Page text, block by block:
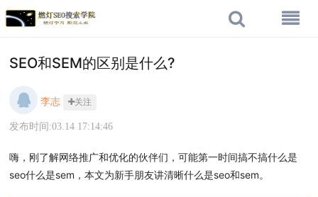
SEO和SEM的区别是什么?
李志 关注
发布时间:03.14 17:14:46
嗨，刚了解网络推广和优化的伙伴们，可能第一时间搞不搞什么是
seo什么是sem，本文为新手朋友讲清晰什么是seo和sem。